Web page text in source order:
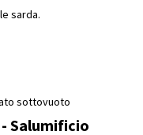
sarda.
sottovuoto
Salumificio